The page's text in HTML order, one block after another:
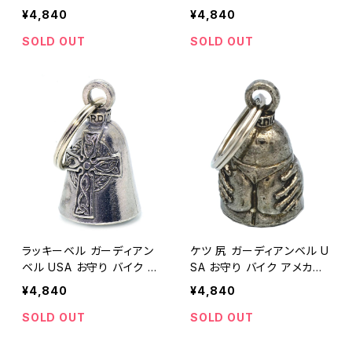
BRAVO BELLS USA biker
bell lucky charm 【E039】
¥4,840
SOLD OUT
GUARDIAN BELL biker b
ell lucky charm made in
USA 【E033】
¥4,840
SOLD OUT
ラッキーベル ガーディアン
ベル USA お守り バイク ア
メカジ / GUARDIAN BELL
biker bell lucky charm
made in USA 【E032】
¥4,840
SOLD OUT
ケツ 尻 ガーディアンベル U
SA お守り バイク アメカジ
/ GUARDIAN BELL biker
bell lucky charm made i
n USA 【E031】
¥4,840
SOLD OUT